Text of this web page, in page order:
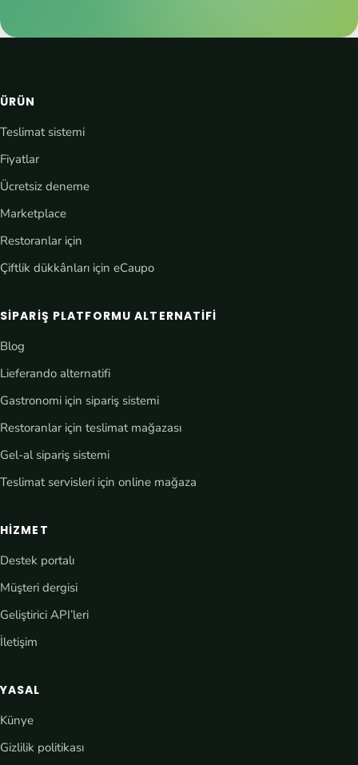
ÜRÜN
Teslimat sistemi
Fiyatlar
Ücretsiz deneme
Marketplace
Restoranlar için
Çiftlik dükkânları için eCaupo
SIPARIŞ PLATFORMU ALTERNATIFI
Blog
Lieferando alternatifi
Gastronomi için sipariş sistemi
Restoranlar için teslimat mağazası
Gel-al sipariş sistemi
Teslimat servisleri için online mağaza
HIZMET
Destek portalı
Müşteri dergisi
Geliştirici API’leri
İletişim
YASAL
Künye
Gizlilik politikası